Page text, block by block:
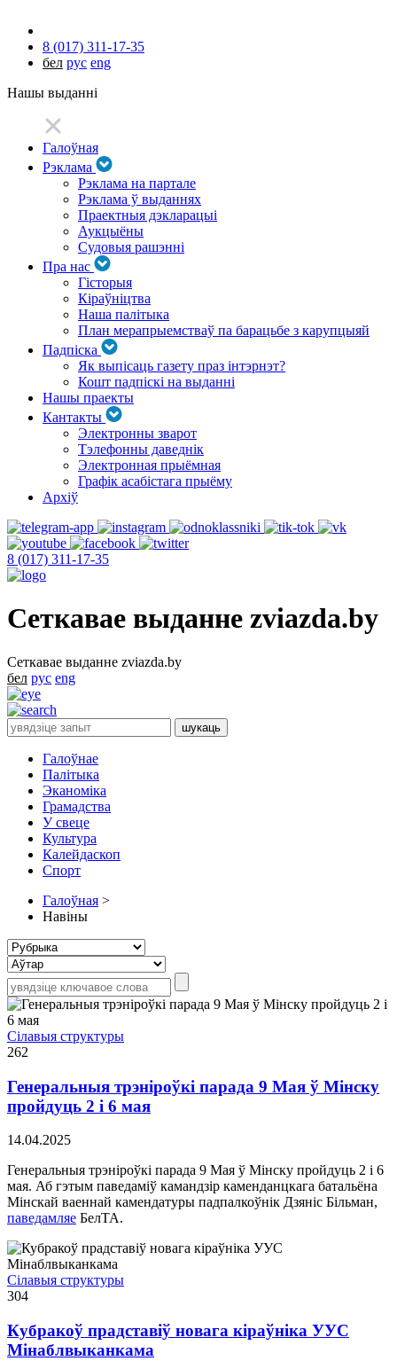
8 (017) 311-17-35
бел рус eng
Нашы выданні
Галоўная
Рэклама
Рэклама на партале
Рэклама ў выданнях
Праектныя дэкларацыі
Аукцыёны
Судовыя рашэнні
Пра нас
Гісторыя
Кіраўніцтва
Наша палітыка
План мерапрыемстваў па барацьбе з карупцыяй
Падпіска
Як выпісаць газету праз інтэрнэт?
Кошт падпіскі на выданні
Нашы праекты
Кантакты
Электронны зварот
Тэлефонны даведнік
Электронная прыёмная
Графік асабістага прыёму
Архіў
8 (017) 311-17-35
Сеткавае выданне zviazda.by
Сеткавае выданне zviazda.by
бел рус eng
Галоўнае
Палітыка
Эканоміка
Грамадства
У свеце
Культура
Калейдаскоп
Спорт
Галоўная >
Навіны
Сілавыя структуры
262
Генеральныя трэніроўкі парада 9 Мая ў Мінску
пройдуць 2 і 6 мая
14.04.2025
Генеральныя трэніроўкі парада 9 Мая ў Мінску пройдуць 2 і 6
мая. Аб гэтым паведаміў камандзір каменданцкага батальёна
Мінскай ваеннай камендатуры падпалкоўнік Дзяніс Більман,
паведамляе БелТА.
Сілавыя структуры
304
Кубракоў прадставіў новага кіраўніка УУС
Мінаблвыканкама